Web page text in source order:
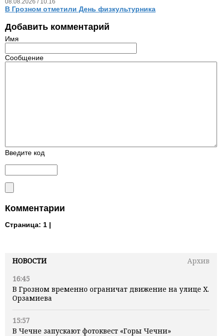
НОВОСТИ
Архив
16:45
В Грозном временно ограничат движение на улице Х.
Орзамиева
15:57
В Чечне запускают фотоквест «Горы Чечни»
08.08.2026 / 10.16
В Грозном отметили День физкультурника
Добавить комментарий
Имя
Сообщение
Введите код
Комментарии
Страница: 1 |